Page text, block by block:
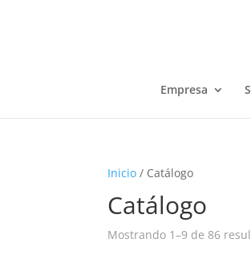
Empresa
Inicio / Catálogo
Catálogo
Mostrando 1–9 de 86